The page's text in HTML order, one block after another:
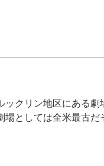
ックリン地区にある劇
場としては全米最古だ